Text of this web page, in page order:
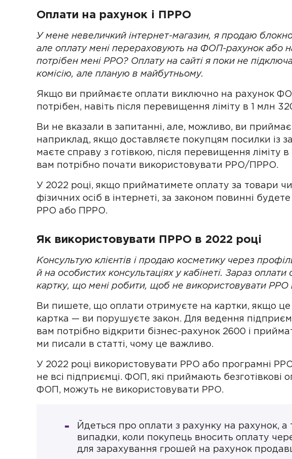
Оплати на рахунок і ПРРО
У мене невеличкий інтернет-магазин, я продаю
але оплату мені перераховують на ФОП-рахунок або
потрібен мені РРО? Оплату на сайті я поки не
комісію, але планую в майбутньому.
Якщо ви приймаєте оплати виключно на рахунок
потрібен, навіть після перевищення ліміту в 1 млн
Ви не вказали в запитанні, але, можливо, ви
наприклад, якщо доставляєте покупцям посилки із
маєте справу з готівкою, після перевищення ліміту
вам потрібно почати використовувати РРО/ПРРО.
У 2022 році, якщо прийматимете оплату за товари чи
фізичних осіб в інтернеті, за законом повинні
РРО або ПРРО.
Як використовувати ПРРО в 2022 році
Консультую клієнтів і продаю косметику через
й на особистих консультаціях у кабінеті. Зараз
картку, що мені робити, щоб не використовувати РРО
Ви пишете, що оплати отримуєте на картки, якщо
картка — ви порушуєте закон. Для ведення
вам потрібно відкрити бізнес-рахунок 2600 і
ми писали в статті, чому це важливо.
У 2022 році використовувати РРО або програмні
не всі підприємці. ФОП, які приймають безготівкові
ФОП, можуть не використовувати РРО.
Йдеться про оплати з рахунку на рахунок, а
випадки, коли покупець вносить оплату
для зарахування грошей на рахунок